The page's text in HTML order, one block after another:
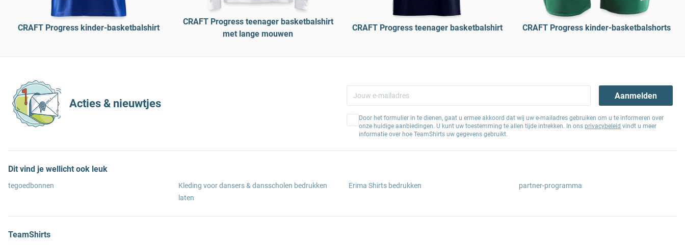
CRAFT Progress kinder-basketbalshirt
CRAFT Progress teenager basketbalshirt
met lange mouwen
CRAFT Progress teenager basketbalshirt CRAFT Progress kinder-basketbalshorts
Acties & nieuwtjes
Aanmelden
Door het formulier in te dienen, gaat u ermee akkoord dat wij uw e-mailadres gebruiken om u te informeren over
onze huidige aanbiedingen. U kunt uw toestemming te allen tijde intrekken. In ons privacybeleid vindt u meer
informatie over hoe TeamShirts uw gegevens gebruikt.
Dit vind je wellicht ook leuk
tegoedbonnen
Kleding voor dansers & dansscholen bedrukken
laten
Erima Shirts bedrukken partner-programma
TeamShirts